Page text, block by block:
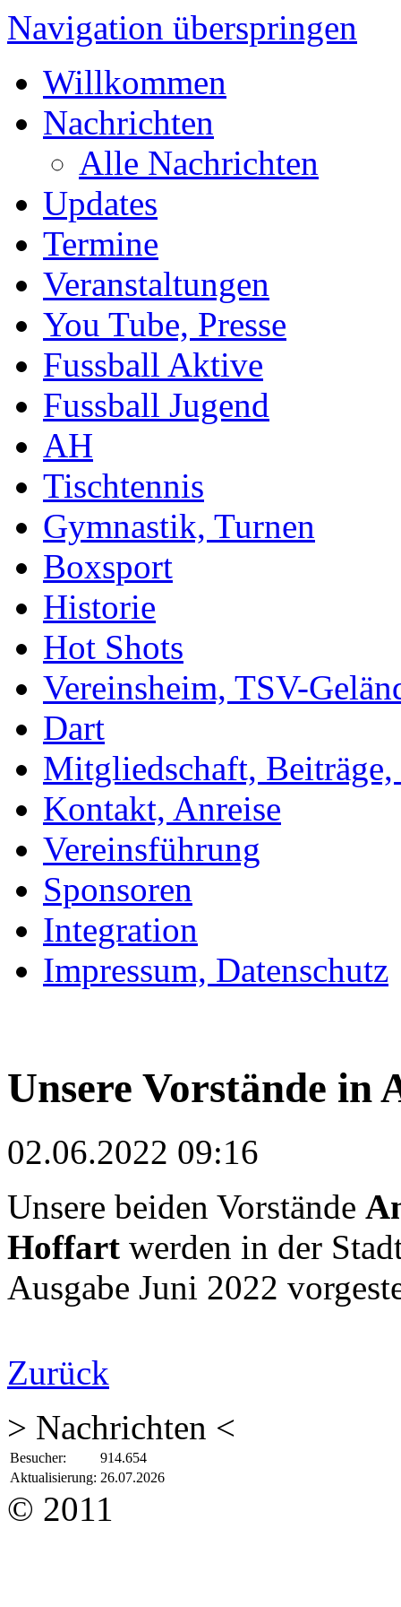
Navigation überspringen
Willkommen
Nachrichten
Alle Nachrichten
Updates
Termine
Veranstaltungen
You Tube, Presse
Fussball Aktive
Fussball Jugend
AH
Tischtennis
Gymnastik, Turnen
Boxsport
Historie
Hot Shots
Vereinsheim, TSV-
Dart
Mitgliedschaft,
Kontakt, Anreise
Vereinsführung
Sponsoren
Integration
Impressum, Datenschutz
Unsere Vorstände
02.06.2022 09:16
Unsere beiden Vorstände
Hoffart werden in der
Ausgabe Juni 2022
Zurück
> Nachrichten <
Besucher:
914.654
Aktualisierung: 26.07.2026
© 2011